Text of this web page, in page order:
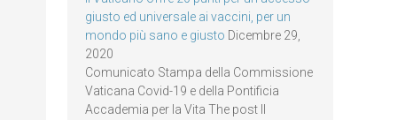
giusto ed universale ai vaccini, per un
mondo più sano e giusto Dicembre 29,
2020
Comunicato Stampa della Commissione
Vaticana Covid-19 e della Pontificia
Accademia per la Vita The post Il